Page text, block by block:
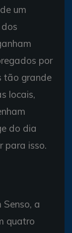
um
por
tão grande
locais,
do dia
para isso.
a
quatro